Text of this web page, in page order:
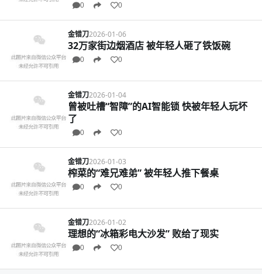
0 0
金错刀2026-01-06
32万家街边烟酒店 被年轻人砸了铁饭碗
0 0
金错刀2026-01-04
曾被吐槽“智障”的AI智能锁 快被年轻人玩坏
了
0 0
金错刀2026-01-03
榨菜的“难兄难弟” 被年轻人推下餐桌
0 0
金错刀2026-01-02
理想的“冰箱彩电大沙发” 败给了现实
0 0